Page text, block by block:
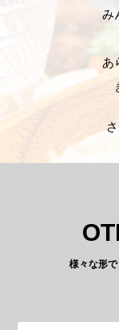
み
あ
様々な形で